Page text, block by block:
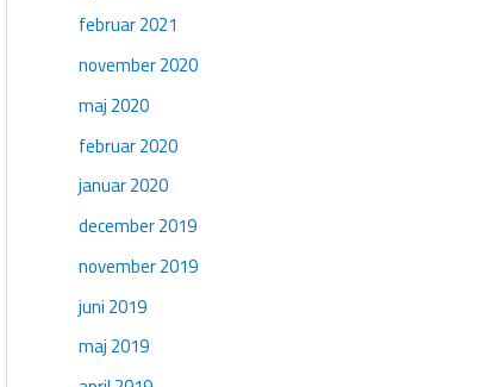
februar 2021
november 2020
maj 2020
februar 2020
januar 2020
december 2019
november 2019
juni 2019
maj 2019